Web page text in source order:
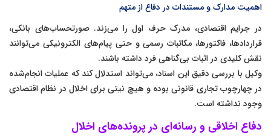
اهمیت مدارک و مستندات در دفاع از متهم
در جرایم اقتصادی، مدرک حرف اول را می‌زند. صورتحساب‌های بانکی،
قراردادها، فاکتورها، مکاتبات رسمی و حتی پیام‌های الکترونیکی می‌توانند
نقش کلیدی در اثبات بی‌گناهی فرد داشته باشند.
وکیل با بررسی دقیق این اسناد، می‌تواند استدلال کند که عملیات انجام‌شده
در چهارچوب تجاری قانونی بوده و هیچ نیتی برای اخلال در نظام اقتصادی
وجود نداشته است.
دفاع اخلاقی و رسانه‌ای در پرونده‌های اخلال